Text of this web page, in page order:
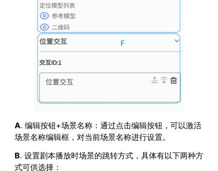
A. 编辑按钮+场景名称：通过点击编辑按钮，可以激活
场景名称编辑框，对当前场景名称进行设置。
B. 设置剧本播放时场景的跳转方式，具体有以下两种方
式可供选择：